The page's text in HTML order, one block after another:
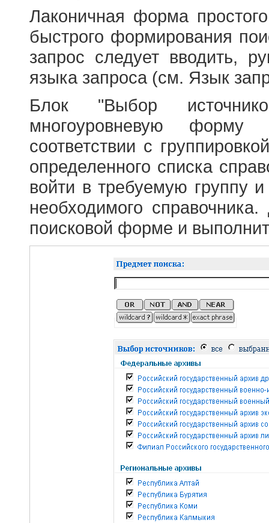
Лаконичная форма
быстрого формирования
запрос следует вводить,
языка запроса (см. Язык
Блок "Выбор
многоуровневую форму
соответствии с
определенного списка
войти в требуемую группу и
необходимого
поисковой форме и